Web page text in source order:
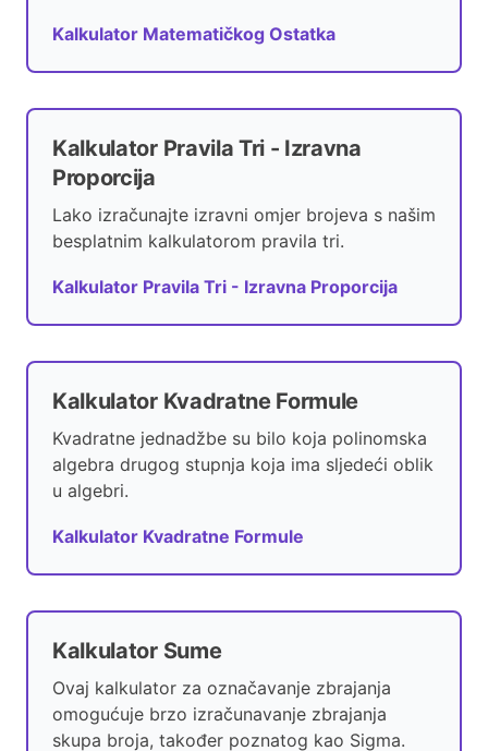
Kalkulator Matematičkog Ostatka
Kalkulator Pravila Tri - Izravna
Proporcija
Lako izračunajte izravni omjer brojeva s našim
besplatnim kalkulatorom pravila tri.
Kalkulator Pravila Tri - Izravna Proporcija
Kalkulator Kvadratne Formule
Kvadratne jednadžbe su bilo koja polinomska
algebra drugog stupnja koja ima sljedeći oblik
u algebri.
Kalkulator Kvadratne Formule
Kalkulator Sume
Ovaj kalkulator za označavanje zbrajanja
omogućuje brzo izračunavanje zbrajanja
skupa broja, također poznatog kao Sigma.